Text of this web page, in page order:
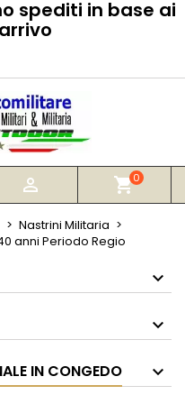
spediti in base ai
 shopping_cart0
Nastrini Militaria
anni Periodo Regio
IN CONGEDO
Crea lista dei desideri
per salvare dei
Annulla